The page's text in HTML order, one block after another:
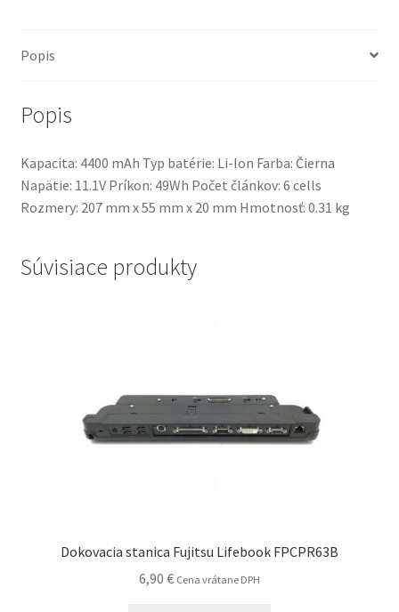
M6700,
Popis
Popis
Kapacita: 4400 mAh Typ batérie: Li-Ion Farba: Čierna
Napätie: 11.1V Príkon: 49Wh Počet článkov: 6 cells
Rozmery: 207 mm x 55 mm x 20 mm Hmotnosť: 0.31 kg
Súvisiace produkty
Dokovacia stanica Fujitsu Lifebook FPCPR63B
6,90 € Cena vrátane DPH